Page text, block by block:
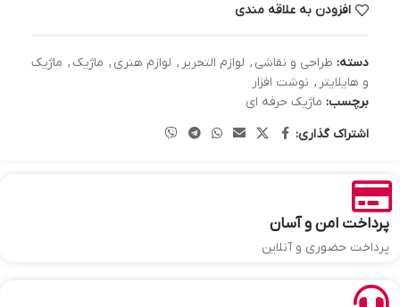
افزودن به علاقه مندی
دسته: طراحی و نقاشی , لوازم التحریر , لوازم هنری , ماژیک, ماژیک
و هایلایتر , نوشت افزار
برچسب: ماژیک حرفه ای
اشتراک گذاری:
پرداخت امن و آسان
پرداخت حضوری و آنلاین